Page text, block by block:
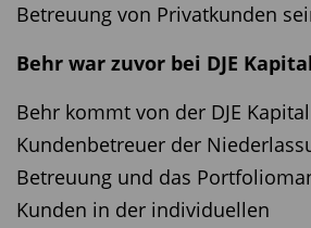
Betreuung von Privatkunden
Behr war zuvor bei DJE
Behr kommt von der DJE
Kundenbetreuer der
Betreuung und das
Kunden in der individuellen